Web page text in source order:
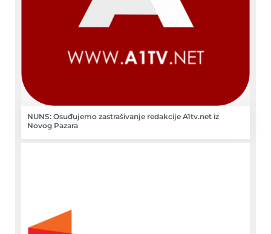
NUNS: Osuđujemo zastrašivanje redakcije A1tv.net iz
Novog Pazara